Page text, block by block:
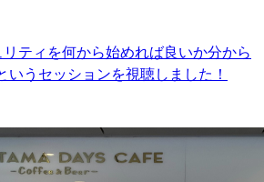
リティを何から始めれば良いか分から
いうセッションを視聴しました！